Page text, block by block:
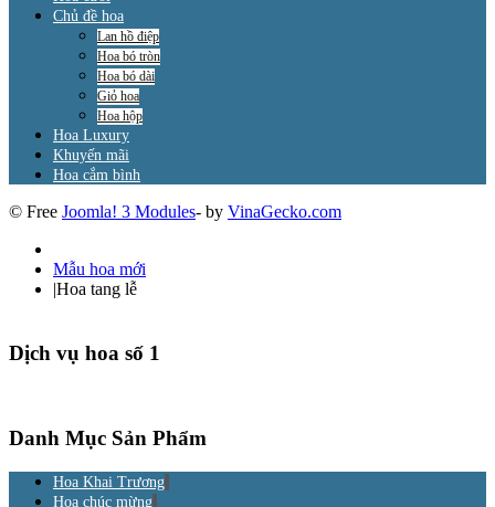
Chủ đề hoa
Lan hồ điệp
Hoa bó tròn
Hoa bó dài
Giỏ hoa
Hoa hộp
Hoa Luxury
Khuyến mãi
Hoa cắm bình
© Free Joomla! 3 Modules- by VinaGecko.com
Mẫu hoa mới
|Hoa tang lễ
Dịch vụ hoa số 1
Danh Mục Sản Phẩm
Hoa Khai Trương
Hoa chúc mừng